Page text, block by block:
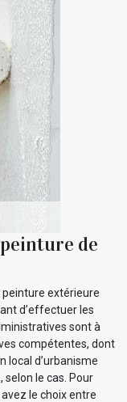
de
peinture extérieure
d’effectuer les
sont à
compétentes, dont
local d’urbanisme
selon le cas. Pour
le choix entre